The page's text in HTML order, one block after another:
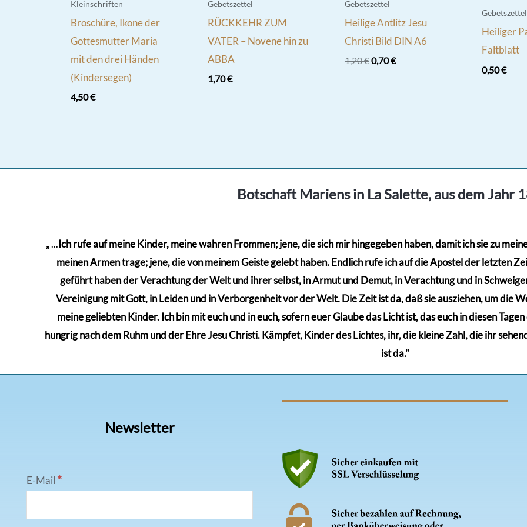
Kleinschriften
Broschüre, Ikone der
Gottesmutter Maria
mit den drei Händen
(Kindersegen)
4,50€
Gebetszettel
RÜCKKEHR ZUM
VATER – Novene hin zu
ABBA
1,70€
Gebetszettel
Heilige Antlitz Jesu
Christi Bild DIN A6
1,20€Ursprünglicher
0,70€Aktueller
Gebetszettel
Heiliger
Faltblatt
0,50€
Botschaft Mariens in La Salette, aus dem Jahr
„...Ich rufe auf meine Kinder, meine wahren Frommen; jene, die sich mir hingegeben haben, damit ich sie zu
meinen Armen trage; jene, die von meinem Geiste gelebt haben. Endlich rufe ich auf die Apostel der letzten
geführt haben der Verachtung der Welt und ihrer selbst, in Armut und Demut, in Verachtung und in
Vereinigung mit Gott, in Leiden und in Verborgenheit vor der Welt. Die Zeit ist da, daß sie ausziehen, um die
meine geliebten Kinder. Ich bin mit euch und in euch, sofern euer Glaube das Licht ist, das euch in diesen
hungrig nach dem Ruhm und der Ehre Jesu Christi. Kämpfet, Kinder des Lichtes, ihr, die kleine Zahl, die ihr
ist da."
Newsletter
E-Mail *